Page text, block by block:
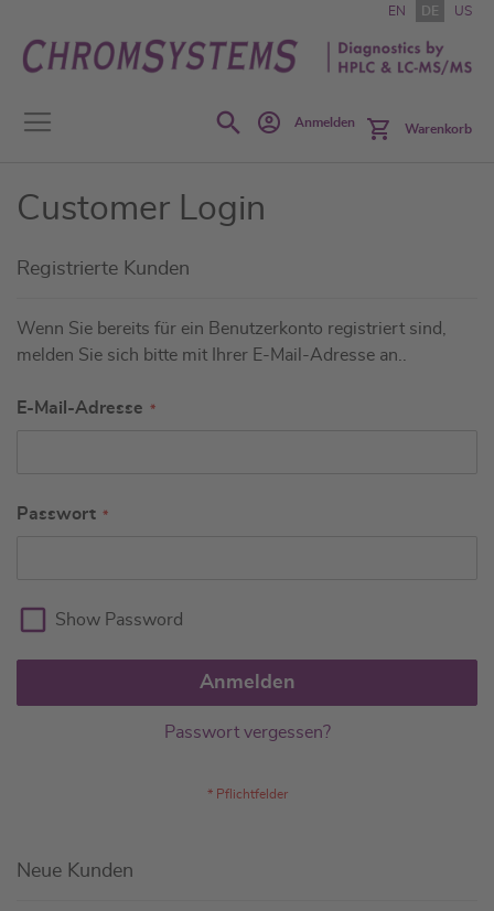
Inhalt
springen
EN DE US
SearchAnmelden Warenkorb
Customer Login
Registrierte Kunden
Wenn Sie bereits für ein Benutzerkonto registriert sind,
melden Sie sich bitte mit Ihrer E-Mail-Adresse an..
E-Mail-Adresse
Passwort
Show Password
Anmelden
Passwort vergessen?
Neue Kunden